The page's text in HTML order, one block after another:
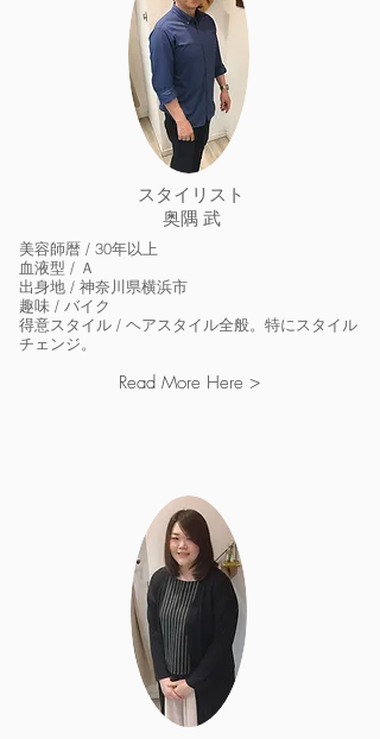
​スタイリスト
奥隅 武
美容師暦 / 30年以上
血液型 / Ａ
出身地 / 神奈川県横浜市
趣味 / バイク
得意スタイル / ヘアスタイル全般。特にスタイル
チェンジ。
Read More Here >